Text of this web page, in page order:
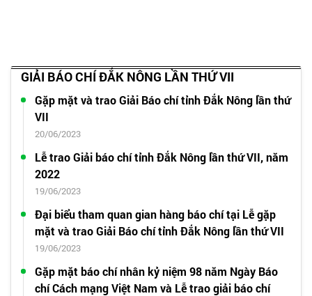
GIẢI BÁO CHÍ ĐẮK NÔNG LẦN THỨ VII
Gặp mặt và trao Giải Báo chí tỉnh Đắk Nông lần thứ
VII
20/06/2023
Lễ trao Giải báo chí tỉnh Đắk Nông lần thứ VII, năm
2022
19/06/2023
Đại biểu tham quan gian hàng báo chí tại Lễ gặp
mặt và trao Giải Báo chí tỉnh Đắk Nông lần thứ VII
19/06/2023
Gặp mặt báo chí nhân kỷ niệm 98 năm Ngày Báo
chí Cách mạng Việt Nam và Lễ trao giải báo chí